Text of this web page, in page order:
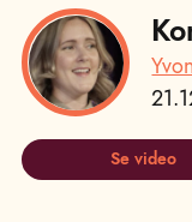
Se video